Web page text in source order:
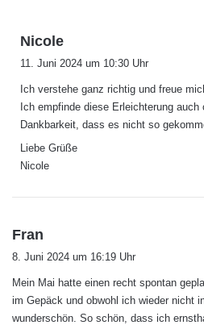
Nicole
t
:
11. Juni 2024 um 10:30 Uhr
Ich verstehe ganz richtig und freue
Ich empfinde diese Erleichterung
Dankbarkeit, dass es nicht so
Liebe Grüße
Nicole
Fran
t
:
8. Juni 2024 um 16:19 Uhr
Mein Mai hatte einen recht spontan
im Gepäck und obwohl ich wieder nicht
wunderschön. So schön, dass ich